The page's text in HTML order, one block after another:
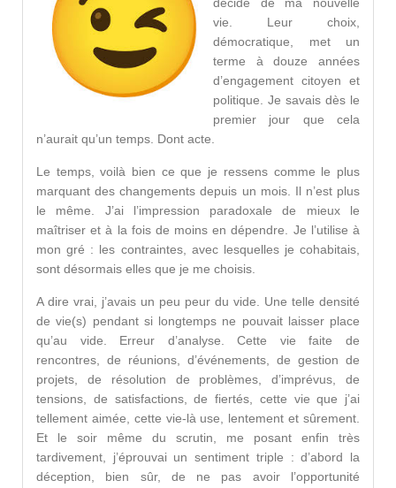
vie. Leur choix,
démocratique, met un
terme à douze années
d’engagement citoyen et
politique. Je savais dès le
premier jour que cela
n’aurait qu’un temps. Dont acte.
Le temps, voilà bien ce que je ressens comme le plus
marquant des changements depuis un mois. Il n’est plus
le même. J’ai l’impression paradoxale de mieux le
maîtriser et à la fois de moins en dépendre. Je l’utilise à
mon gré : les contraintes, avec lesquelles je cohabitais,
sont désormais elles que je me choisis.
A dire vrai, j’avais un peu peur du vide. Une telle densité
de vie(s) pendant si longtemps ne pouvait laisser place
qu’au vide. Erreur d’analyse. Cette vie faite de
rencontres, de réunions, d’événements, de gestion de
projets, de résolution de problèmes, d’imprévus, de
tensions, de satisfactions, de fiertés, cette vie que j’ai
tellement aimée, cette vie-là use, lentement et sûrement.
Et le soir même du scrutin, me posant enfin très
tardivement, j’éprouvai un sentiment triple : d’abord la
déception, bien sûr, de ne pas avoir l’opportunité